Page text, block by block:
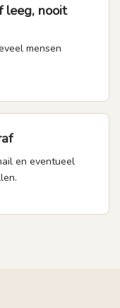
leeg, nooit
mensen
en eventueel